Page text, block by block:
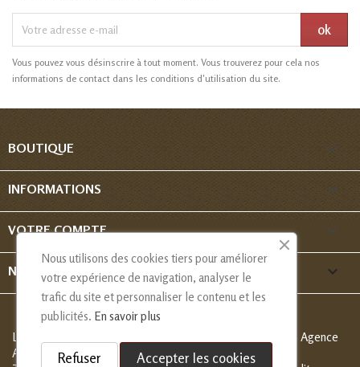
Vous pouvez vous désinscrire à tout moment. Vous trouverez pour cela nos
informations de contact dans les conditions d'utilisation du site.
BOUTIQUE 
INFORMATIONS 
VOTRE COMPTE 
NOUS CONTACTER keyboard_arrow_down
Les Créations de Nadia - Copyright
© 2013-2026 - Création Agence
Alcaweb
Nous utilisons des cookies tiers pour améliorer
votre expérience de navigation, analyser le
trafic du site et personnaliser le contenu et les
publicités. En savoir plus
Accepter les cookies
Refuser